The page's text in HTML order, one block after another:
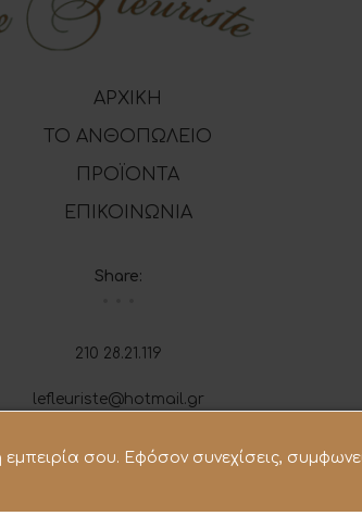
ΑΡΧΙΚΗ
ΤΟ ΑΝΘΟΠΩΛΕΙΟ
ΠΡΟΪΟΝΤΑ
ΕΠΙΚΟΙΝΩΝΙΑ
Share:
210 28.21.119
lefleuriste@hotmail.gr
εμπειρία σου. Εφόσον συνεχίσεις,